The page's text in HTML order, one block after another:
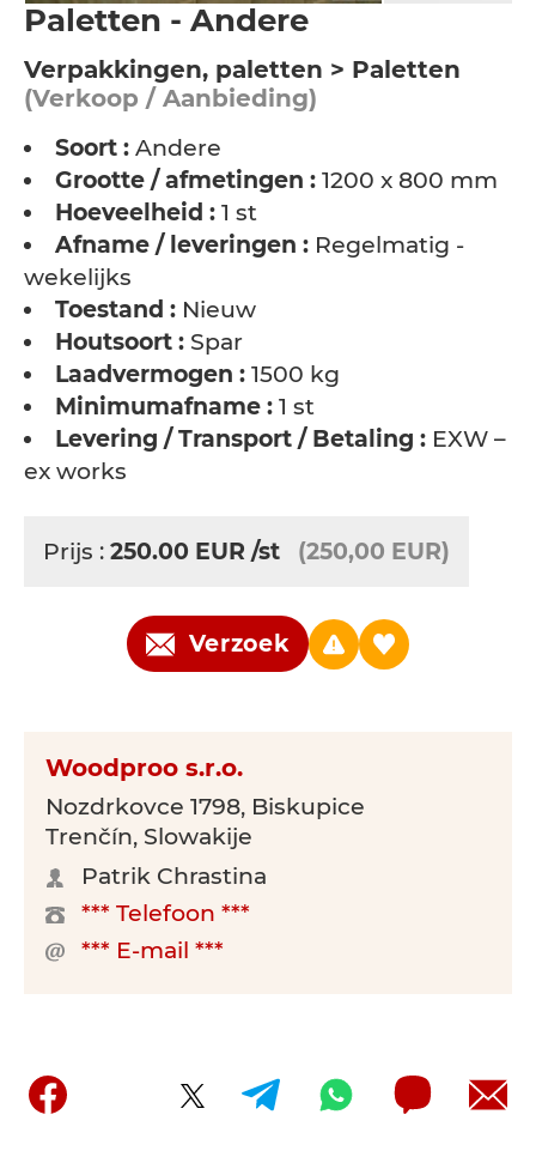
Paletten - Andere
Verpakkingen, paletten > Paletten
(Verkoop / Aanbieding)
Soort : Andere
Grootte / afmetingen : 1200 x 800 mm
Hoeveelheid : 1 st
Afname / leveringen : Regelmatig -
wekelijks
Toestand : Nieuw
Houtsoort : Spar
Laadvermogen : 1500 kg
Minimumafname : 1 st
Levering / Transport / Betaling : EXW –
ex works
Prijs : 250.00 EUR /st (250,00 EUR)
Verzoek
Woodproo s.r.o.
Nozdrkovce 1798, Biskupice
Trenčín, Slowakije
Patrik Chrastina
*** Telefoon ***
*** E-mail ***